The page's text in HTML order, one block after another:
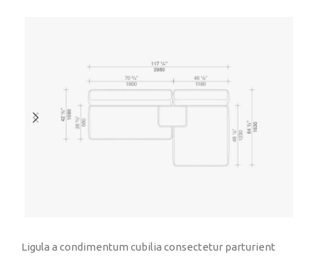
Ligula a condimentum cubilia consectetur parturient